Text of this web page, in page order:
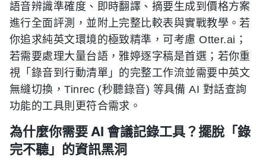
語音辨識準確度、即時翻譯、摘要生成到價格方案
進行全面評測，並附上完整比較表與實戰教學。若
你追求純英文環境的極致精準，可考慮 Otter.ai；
若需要處理大量台語，雅婷逐字稿是首選；若你重
視「錄音到行動清單」的完整工作流並需要中英文
無縫切換，Tinrec (秒聽錄音) 等具備 AI 對話查詢
功能的工具則更符合需求。
為什麼你需要 AI 會議記錄工具？擺脫「錄
完不聽」的資訊黑洞